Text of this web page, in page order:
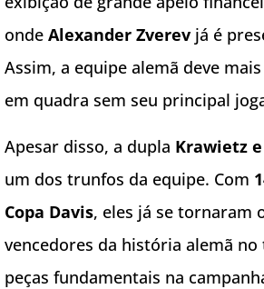
onde Alexander Zverev já é
Assim, a equipe alemã deve
em quadra sem seu principal
Apesar disso, a dupla Krawietz
um dos trunfos da equipe. Com
Copa Davis, eles já se tornaram
vencedores da história alemã no
peças fundamentais na